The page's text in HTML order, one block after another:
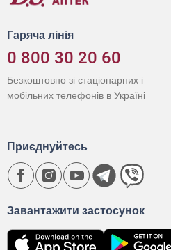
Гаряча лінія
0 800 30 20 60
Безкоштовно зі стаціонарних і
мобільних телефонів в Україні
Завантажити застосунок
Приєднуйтесь